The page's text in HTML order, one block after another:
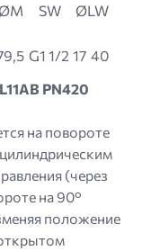
SW ØLW
G1 1/2 17 40
PN420
на повороте
(через
на 90°
положение